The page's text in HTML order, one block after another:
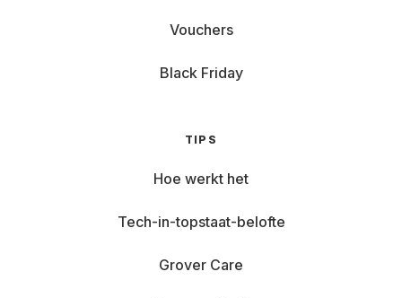
Vouchers
Black Friday
TIPS
Hoe werkt het
Tech-in-topstaat-belofte
Grover Care